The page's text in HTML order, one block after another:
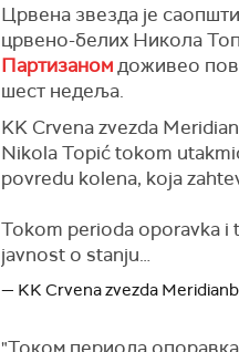
Црвена звезда је
црвено-белих Никола
Партизаномдоживео
шест недеља.
KK Crvena zvezda
Nikola Topić tokom
povredu kolena, koja
Tokom perioda oporavka i
javnost o stanju…
— KK Crvena zvezda
"Током периода